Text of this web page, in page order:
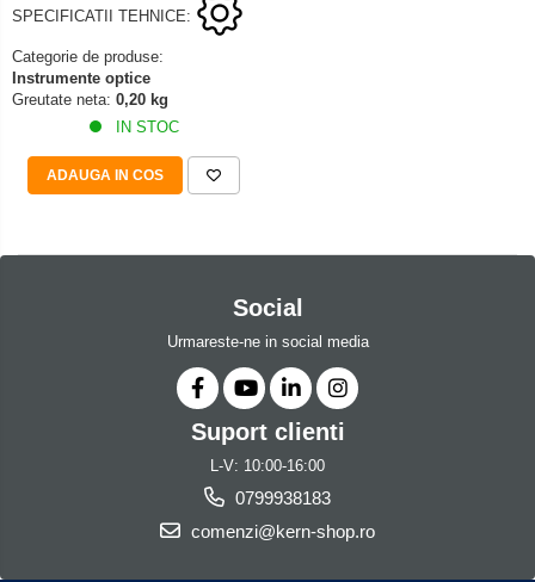
SPECIFICATII TEHNICE:
Categorie de produse:
Instrumente optice
Greutate neta: 0,20 kg
IN STOC
ADAUGA IN COS
Social
Urmareste-ne in social media
Suport clienti
L-V: 10:00-16:00
0799938183
comenzi@kern-shop.ro